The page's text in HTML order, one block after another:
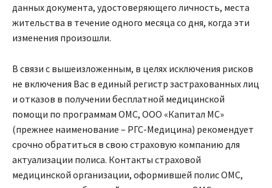
данных документа, удостоверяющего личность, места
жительства в течение одного месяца со дня, когда эти
изменения произошли.
В связи с вышеизложенным, в целях исключения рисков
не включения Вас в единый регистр застрахованных лиц
и отказов в получении бесплатной медицинской
помощи по программам ОМС, ООО «Капитал МС»
(прежнее наименование – РГС-Медицина) рекомендует
срочно обратиться в свою страховую компанию для
актуализации полиса. Контакты страховой
медицинской организации, оформившей полис ОМС,